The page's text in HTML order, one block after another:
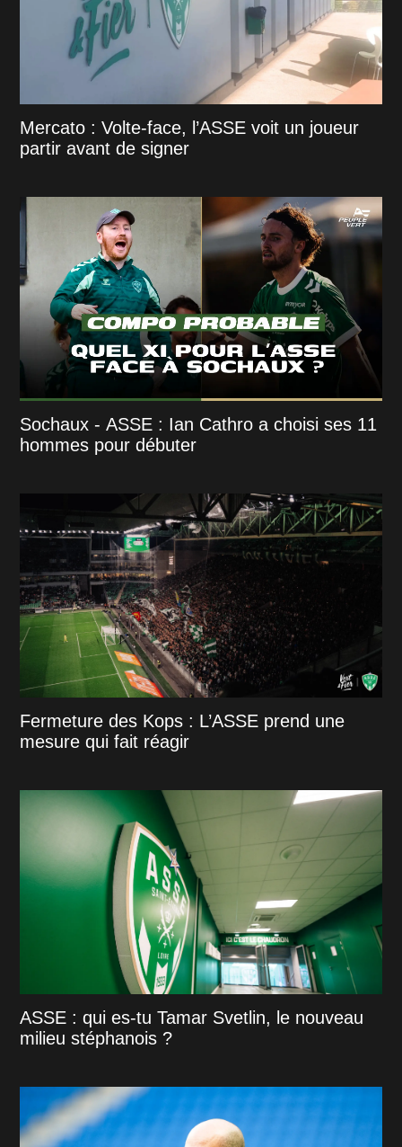
Mercato : Volte-face, l’ASSE voit un joueur
partir avant de signer
Sochaux - ASSE : Ian Cathro a choisi ses 11
hommes pour débuter
Fermeture des Kops : L’ASSE prend une
mesure qui fait réagir
ASSE : qui es-tu Tamar Svetlin, le nouveau
milieu stéphanois ?